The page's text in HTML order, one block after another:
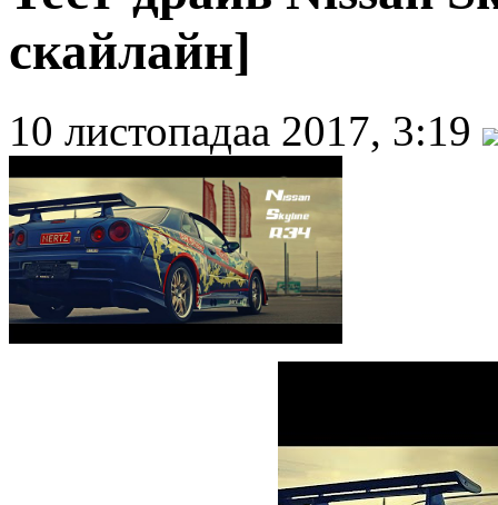
скайлайн]
10 листопадаа 2017, 3:19